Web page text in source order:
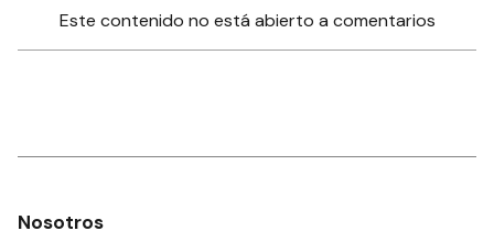
Este contenido no está abierto a comentarios
Nosotros